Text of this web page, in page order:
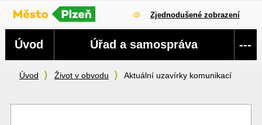
Zjednodušené zobrazení
Úvod Život v obvodu Aktuální uzavírky komunikací
Navigace
Úvod Úřad a samospráva ---